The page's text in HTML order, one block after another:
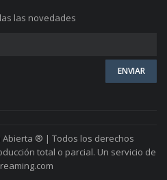
las novedades
Abierta ® | Todos los derechos
total o parcial. Un servicio de